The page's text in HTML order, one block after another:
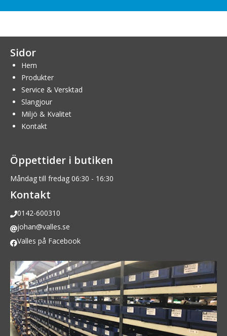
Sidor
Hem
Produkter
Service & Versktad
Slangjour
Miljö & Kvalitet
Kontakt
Öppettider i butiken
Måndag till fredag 06:30 - 16:30
Kontakt
0142-600310
johan@valles.se
Valles på Facebook